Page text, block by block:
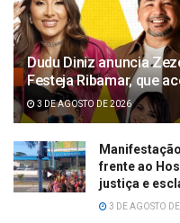
Dudu Diniz anuncia
Festeja Ribamar, que
3 DE AGOSTO DE 2026
frente ao
justiça e
3 DE AGOSTO